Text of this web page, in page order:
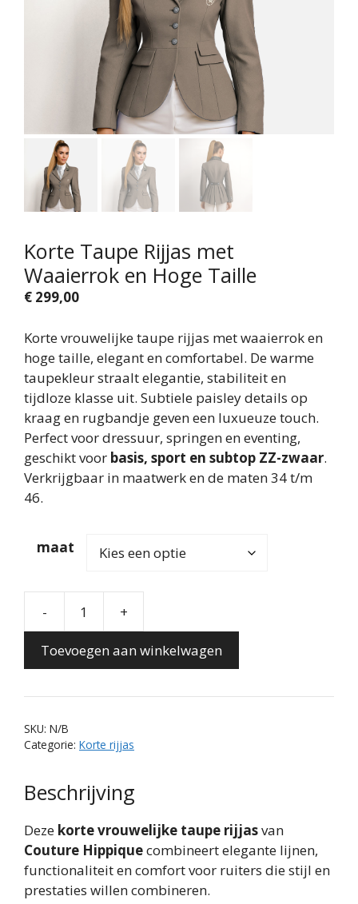
Korte Taupe Rijjas met
Waaierrok en Hoge Taille
€ 299,00
Korte vrouwelijke taupe rijjas met waaierrok en
hoge taille, elegant en comfortabel. De warme
taupekleur straalt elegantie, stabiliteit en
tijdloze klasse uit. Subtiele paisley details op
kraag en rugbandje geven een luxueuze touch.
Perfect voor dressuur, springen en eventing,
geschikt voor basis, sport en subtop ZZ-zwaar.
Verkrijgbaar in maatwerk en de maten 34 t/m
46.
maat
-
Rijjas
Waaierrok
+
Toevoegen aan winkelwagen
SKU: N/B
Categorie: Korte rijjas
Beschrijving
Deze korte vrouwelijke taupe rijjasvan
Couture Hippiquecombineert elegante lijnen,
functionaliteit en comfort voor ruiters die stijl en
prestaties willen combineren.